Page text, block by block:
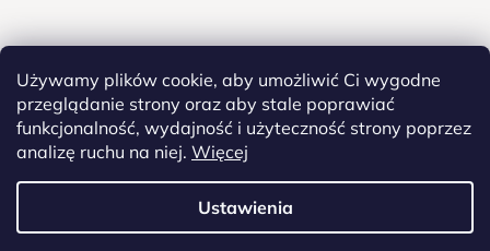
Używamy plików cookie, aby umożliwić Ci wygodne
przeglądanie strony oraz aby stale poprawiać
funkcjonalność, wydajność i użyteczność strony poprzez
analizę ruchu na niej. Więcej
Ustawienia
Kupuj bezpiecznie w Diamondi. Dzięki protokołowi HTTPS Twoje
poufne dane są całkowicie bezpieczne - wszystkie informacje
postaci.